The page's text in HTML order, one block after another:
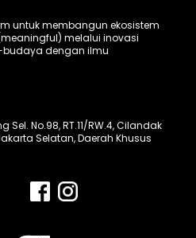
untuk membangun ekosistem
melalui inovasi
dengan ilmu
Sel. No.98, RT.11/RW.4, Cilandak
Selatan, Daerah Khusus